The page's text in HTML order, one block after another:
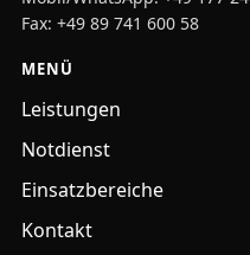
Fax: +49 89 741 600 58
MENÜ
Leistungen
Notdienst
Einsatzbereiche
Kontakt